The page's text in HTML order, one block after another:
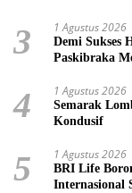
3 1 Agustus 2026
Demi Sukses
Paskibraka
4 1 Agustus 2026
Semarak
Kondusif
5 1 Agustus 2026
BRI Life
Internasional